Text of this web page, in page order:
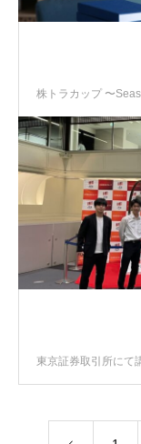
株トラカップ 〜
東京証券取引所にて